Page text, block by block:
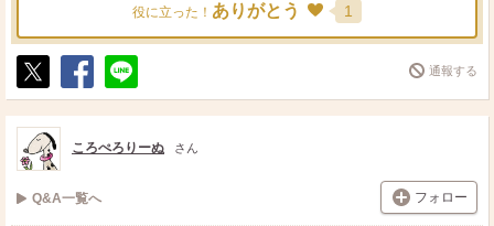
役に立った！ ありがとう 1
ポ
ス
ト
シ
ェ
送
る
通報する
ころぺろりーぬ さん
Q&A一覧へ フォロー